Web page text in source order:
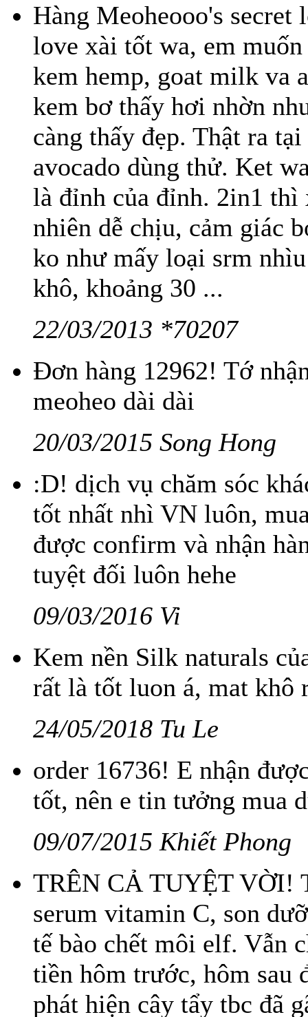
Hàng Meoheooo's
love xài tốt wa, em
kem hemp, goat milk va
kem bơ thấy hơi nhờn
càng thấy đẹp. Thật ra
avocado dùng thử. Ket
là đỉnh của đỉnh. 2in1
nhiên dễ chịu, cảm giác
ko như mấy loại srm
khô, khoảng 30 ...
22/03/2013 *70207
Đơn hàng 12962! Tớ
meoheo dài dài
20/03/2015 Song Hong
:D! dịch vụ chăm sóc
tốt nhất nhì VN luôn,
được confirm và nhận
tuyệt đối luôn hehe
09/03/2016 Vi
Kem nền Silk naturals
rất là tốt luon á, mat khô
24/05/2018 Tu Le
order 16736! E nhận
tốt, nên e tin tưởng mua
09/07/2015 Khiết Phong
TRÊN CẢ TUYỆT VỜI!
serum vitamin C, son
tế bào chết môi elf. Vẫn
tiền hôm trước, hôm sau
phát hiện cây tẩy tbc đã